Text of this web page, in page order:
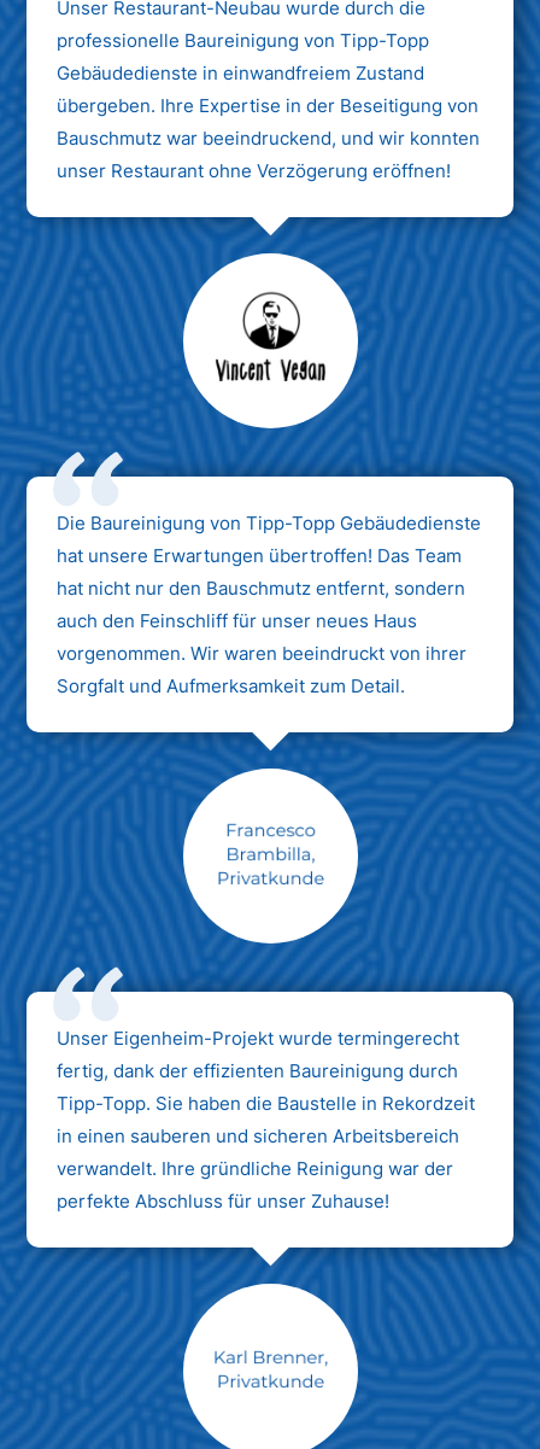
Unser Restaurant-Neubau wurde durch die
professionelle Baureinigung von Tipp-Topp
Gebäudedienste in einwandfreiem Zustand
übergeben. Ihre Expertise in der Beseitigung von
Bauschmutz war beeindruckend, und wir konnten
unser Restaurant ohne Verzögerung eröffnen!
Max Mustermann
Unternehmen AG
Die Baureinigung von Tipp-Topp Gebäudedienste
hat unsere Erwartungen übertroffen! Das Team
hat nicht nur den Bauschmutz entfernt, sondern
auch den Feinschliff für unser neues Haus
vorgenommen. Wir waren beeindruckt von ihrer
Sorgfalt und Aufmerksamkeit zum Detail.
Max Mustermann
Unternehmen AG
Unser Eigenheim-Projekt wurde termingerecht
fertig, dank der effizienten Baureinigung durch
Tipp-Topp. Sie haben die Baustelle in Rekordzeit
in einen sauberen und sicheren Arbeitsbereich
verwandelt. Ihre gründliche Reinigung war der
perfekte Abschluss für unser Zuhause!